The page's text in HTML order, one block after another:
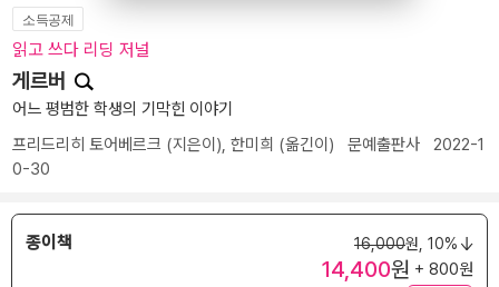
소득공제
읽고 쓰다 리딩 저널
게르버
어느 평범한 학생의 기막힌 이야기
프리드리히 토어베르크 (지은이), 한미희 (옮긴이) 문예출판사 2022-1
0-30
종이책 16,000원, 10%
14,400원 + 800원